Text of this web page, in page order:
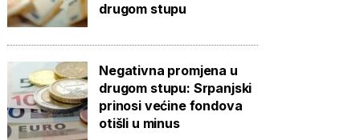
drugom stupu
Negativna promjena u
drugom stupu: Srpanjski
prinosi većine fondova
otišli u minus